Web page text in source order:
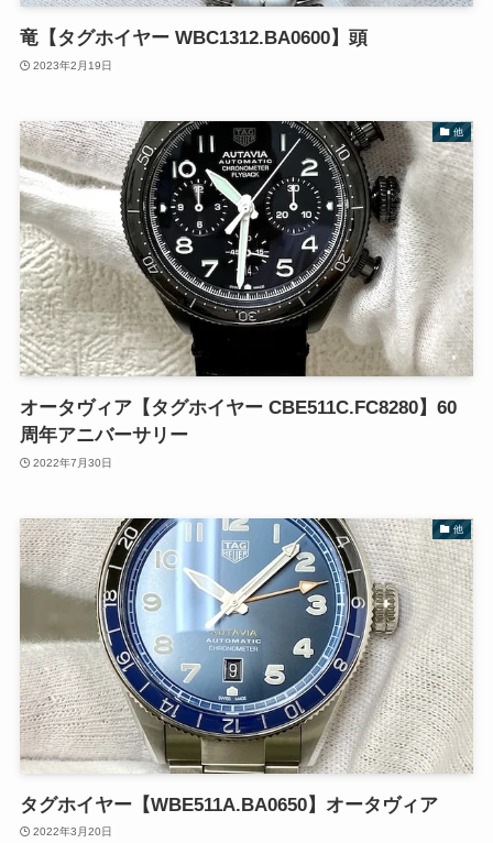
竜【タグホイヤー WBC1312.BA0600】頭
2023年2月19日
他
オータヴィア【タグホイヤー CBE511C.FC8280】60
周年アニバーサリー
2022年7月30日
他
タグホイヤー【WBE511A.BA0650】オータヴィア
2022年3月20日